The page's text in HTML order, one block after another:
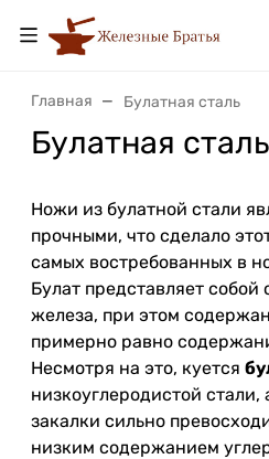
Главная Булатная сталь
Булатная сталь
Ножи из булатной стали
прочными, что сделало
самых востребованных в
Булат представляет собой
железа, при этом
примерно равно
Несмотря на это, куется
низкоуглеродистой стали,
закалки сильно
низким содержанием